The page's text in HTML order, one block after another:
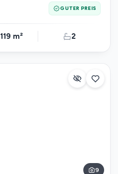
GUTER PREIS
119 m² 2
9